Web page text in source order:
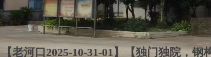
【老河口2025-10-31-01】【独门独院，钢